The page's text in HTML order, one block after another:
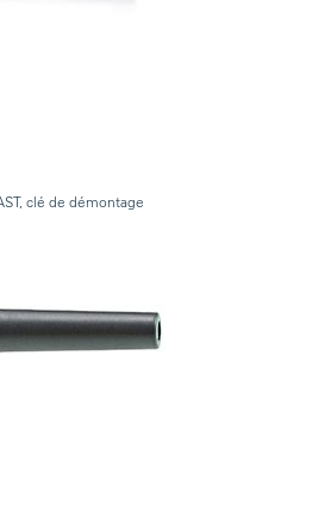
clé de démontage